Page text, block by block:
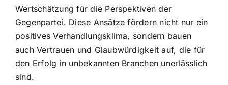
Wertschätzung für die Perspektiven der
Gegenpartei. Diese Ansätze fördern nicht nur ein
positives Verhandlungsklima, sondern bauen
auch Vertrauen und Glaubwürdigkeit auf, die für
den Erfolg in unbekannten Branchen unerlässlich
sind.